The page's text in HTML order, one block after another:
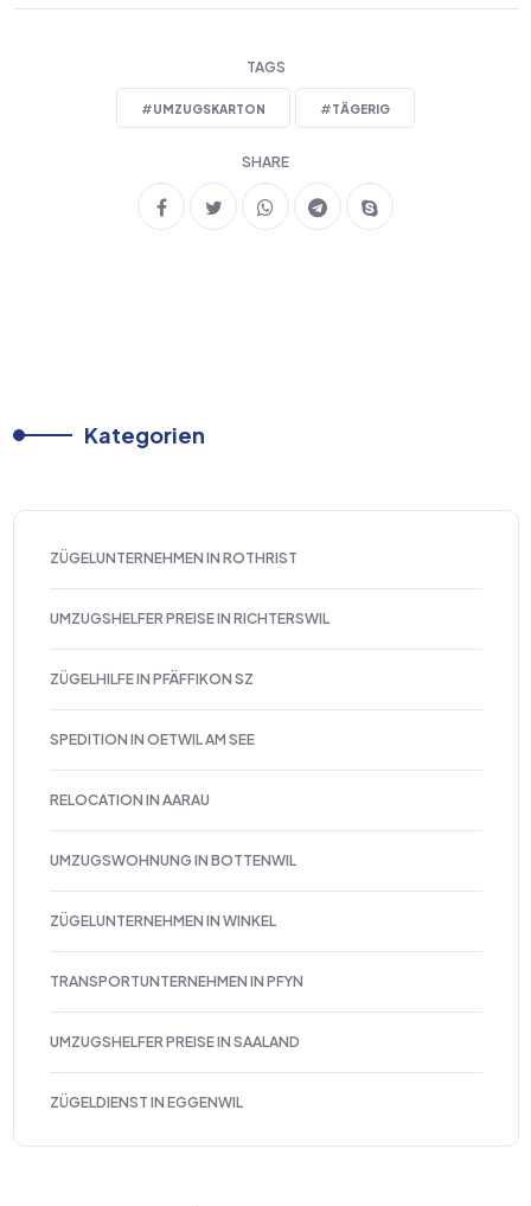
TAGS
#UMZUGSKARTON #TÄGERIG
SHARE
Kategorien
ZÜGELUNTERNEHMEN IN ROTHRIST
UMZUGSHELFER PREISE IN RICHTERSWIL
ZÜGELHILFE IN PFÄFFIKON SZ
SPEDITION IN OETWIL AM SEE
RELOCATION IN AARAU
UMZUGSWOHNUNG IN BOTTENWIL
ZÜGELUNTERNEHMEN IN WINKEL
TRANSPORTUNTERNEHMEN IN PFYN
UMZUGSHELFER PREISE IN SAALAND
ZÜGELDIENST IN EGGENWIL